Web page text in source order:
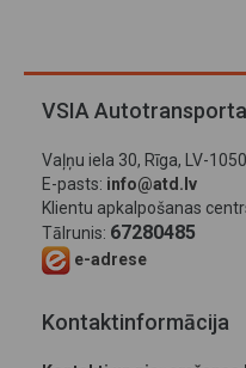
VSIA
Vaļņu iela 30, Rīga, LV-1050
E-pasts: info@atd.lv
Klientu apkalpošanas
Tālrunis: 67280485
e-adrese
Kontaktinformācija